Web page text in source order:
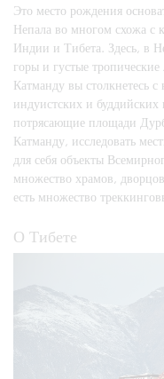
Это место рождения
Непала во многом схожа с
Индии и Тибета. Здесь, в
горы и густые
Катманду вы столкнетесь
индуистских и
потрясающие площади
Катманду, исследовать
для себя объекты
множество храмов,
есть множество
О Тибете